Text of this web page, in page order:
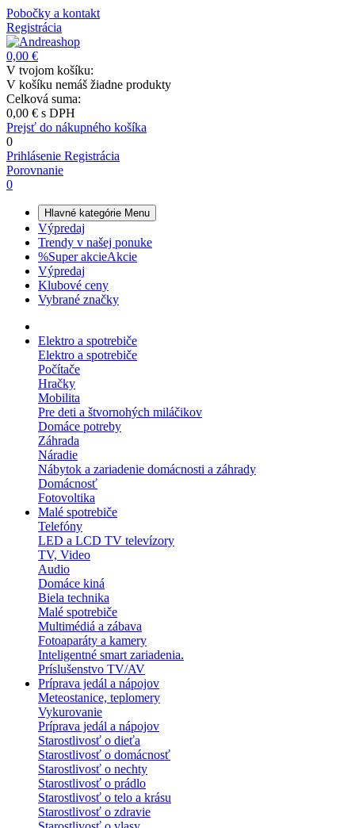
Pobočky a kontakt
Registrácia
0,00 €
V tvojom košíku:
V košíku nemáš žiadne produkty
Celková suma:
0,00 € s DPH
Prejsť do nákupného košíka
0
Prihlásenie Registrácia
Porovnanie
0
Hlavné kategórie Menu
Výpredaj
Trendy v našej ponuke
%Super akcieAkcie
Výpredaj
Klubové ceny
Vybrané značky
Elektro a spotrebiče
Elektro a spotrebiče
Počítače
Hračky
Mobilita
Pre deti a štvornohých miláčikov
Domáce potreby
Záhrada
Náradie
Nábytok a zariadenie domácnosti a záhrady
Domácnosť
Fotovoltika
Malé spotrebiče
Telefóny
LED a LCD TV televízory
TV, Video
Audio
Domáce kiná
Biela technika
Malé spotrebiče
Multimédiá a zábava
Fotoaparáty a kamery
Inteligentné smart zariadenia.
Príslušenstvo TV/AV
Príprava jedál a nápojov
Meteostanice, teplomery
Vykurovanie
Príprava jedál a nápojov
Starostlivosť o dieťa
Starostlivosť o domácnosť
Starostlivosť o nechty
Starostlivosť o prádlo
Starostlivosť o telo a krásu
Starostlivosť o zdravie